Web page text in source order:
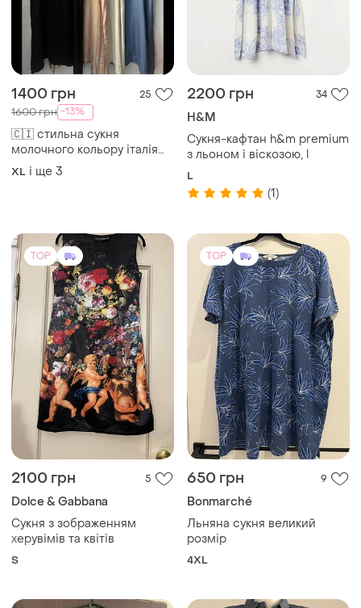
1400 грн 25
1600 грн -13%
🇨🇮 стильна сукня
молочного кольору італія
🇨🇮
XL і ще 3
2200 грн 34
H&M
Сукня-кафтан h&m premium
з льоном і віскозою, l
L
(1)
TOP
2100 грн 5
Dolce & Gabbana
Сукня з зображенням
херувімів та квітів
S
TOP
650 грн 9
Bonmarché
Льняна сукня великий
розмір
4XL